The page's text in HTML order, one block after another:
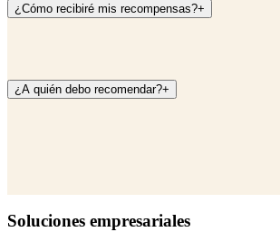
¿Cómo recibiré mis recompensas?+
¿A quién debo recomendar?+
Soluciones empresariales